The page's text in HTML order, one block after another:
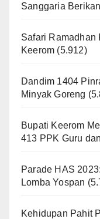
Sanggaria
Safari Ramadhan
Keerom (5.912)
Dandim 1404
Minyak Goreng
Bupati Keerom
413 PPK Guru
Parade HAS
Lomba Yospan
Kehidupan Pahit